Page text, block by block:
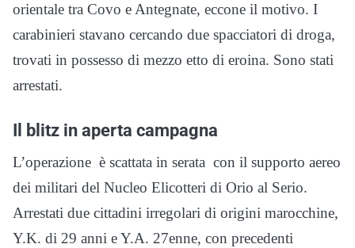
orientale tra Covo e Antegnate, eccone il motivo. I
carabinieri stavano cercando due spacciatori di droga,
trovati in possesso di mezzo etto di eroina. Sono stati
arrestati.
Il blitz in aperta campagna
L’operazione è scattata in serata con il supporto aereo
dei militari del Nucleo Elicotteri di Orio al Serio.
Arrestati due cittadini irregolari di origini marocchine,
Y.K. di 29 anni e Y.A. 27enne, con precedenti